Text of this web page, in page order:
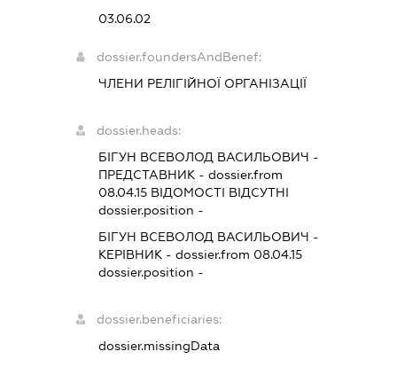
03.06.02
dossier.foundersAndBenef:
ЧЛЕНИ РЕЛІГІЙНОЇ ОРГАНІЗАЦІЇ
dossier.heads:
БІГУН ВСЕВОЛОД ВАСИЛЬОВИЧ -
ПРЕДСТАВНИК - dossier.from
08.04.15ВІДОМОСТІ ВІДСУТНІ
dossier.position -
БІГУН ВСЕВОЛОД ВАСИЛЬОВИЧ -
КЕРІВНИК - dossier.from 08.04.15
dossier.position -
dossier.beneficiaries:
dossier.missingData